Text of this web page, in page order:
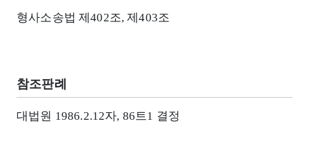
형사소송법 제402조, 제403조
참조판례
대법원 1986.2.12자, 86트1 결정